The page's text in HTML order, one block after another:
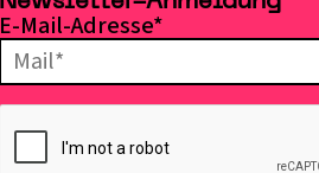
E-Mail-Adresse*